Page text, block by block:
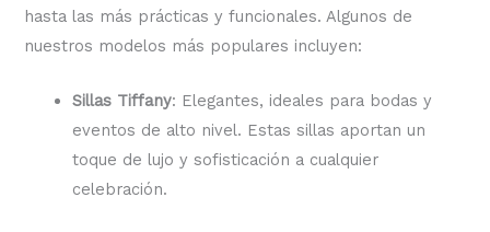
hasta las más prácticas y funcionales. Algunos de
nuestros modelos más populares incluyen:
Sillas Tiffany: Elegantes, ideales para bodas y
eventos de alto nivel. Estas sillas aportan un
toque de lujo y sofisticación a cualquier
celebración.